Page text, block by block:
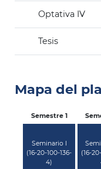
Optativa IV
Tesis
Mapa del
Semestre 1
Seminario I
(16-20-100-136-
4)
(16-